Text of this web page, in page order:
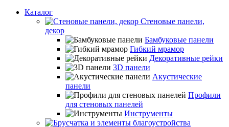
Каталог
Стеновые панели,
декор
Бамбуковые панели
Гибкий мрамор
Декоративные рейки
3D панели
Акустические
панели
Профили
для стеновых панелей
Инструменты